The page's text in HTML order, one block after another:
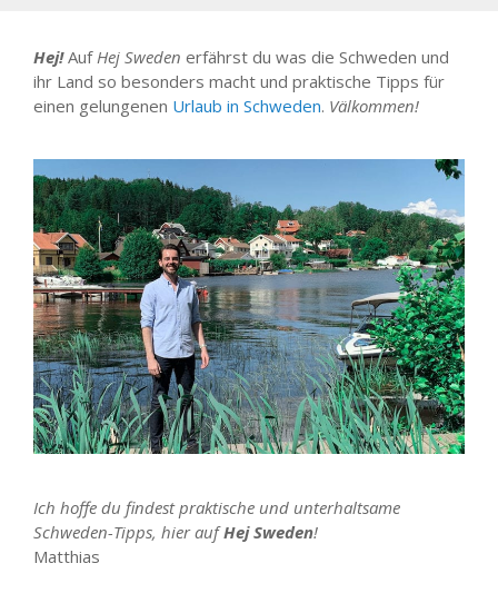
Hej!Auf Hej Sweden erfährst du was die Schweden und
ihr Land so besonders macht und praktische Tipps für
einen gelungenen Urlaub in Schweden. Välkommen!
Ich hoffe du findest praktische und unterhaltsame
Schweden-Tipps, hier aufHej Sweden!
Matthias